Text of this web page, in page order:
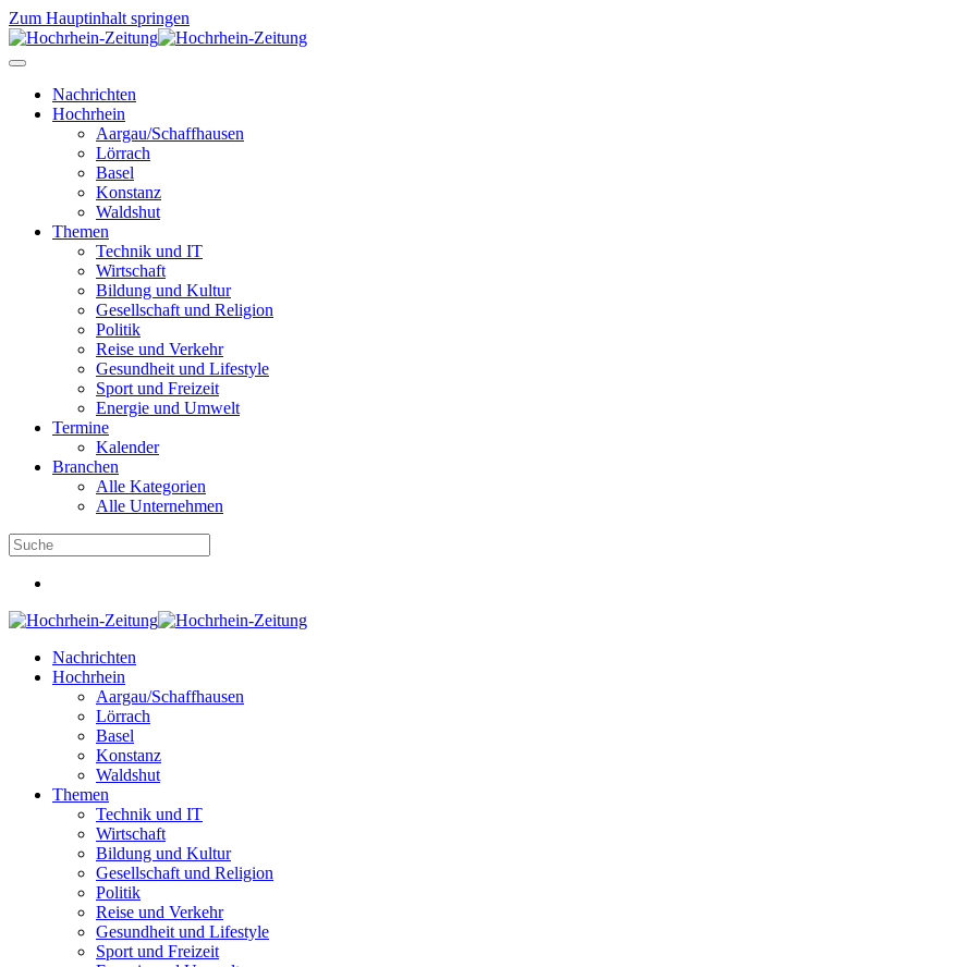
Zum Hauptinhalt springen
Nachrichten
Hochrhein
Aargau/Schaffhausen
Lörrach
Basel
Konstanz
Waldshut
Themen
Technik und IT
Wirtschaft
Bildung und Kultur
Gesellschaft und Religion
Politik
Reise und Verkehr
Gesundheit und Lifestyle
Sport und Freizeit
Energie und Umwelt
Termine
Kalender
Branchen
Alle Kategorien
Alle Unternehmen
Nachrichten
Hochrhein
Aargau/Schaffhausen
Lörrach
Basel
Konstanz
Waldshut
Themen
Technik und IT
Wirtschaft
Bildung und Kultur
Gesellschaft und Religion
Politik
Reise und Verkehr
Gesundheit und Lifestyle
Sport und Freizeit